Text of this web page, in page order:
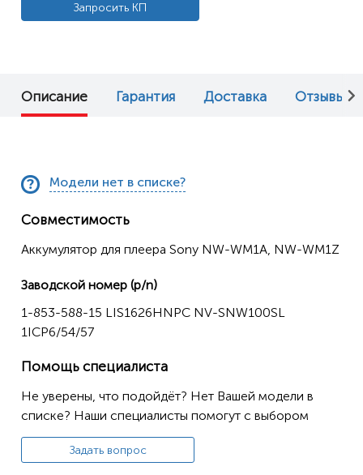
Запросить КП
Описание Гарантия Доставка Отзывы (0)
Модели нет в списке?
Совместимость
Аккумулятор для плеера Sony NW-WM1A, NW-WM1Z
Заводской номер (p/n)
1-853-588-15 LIS1626HNPC NV-SNW100SL
1ICP6/54/57
Помощь специалиста
Не уверены, что подойдёт? Нет Вашей модели в
списке? Наши специалисты помогут с выбором
Задать вопрос